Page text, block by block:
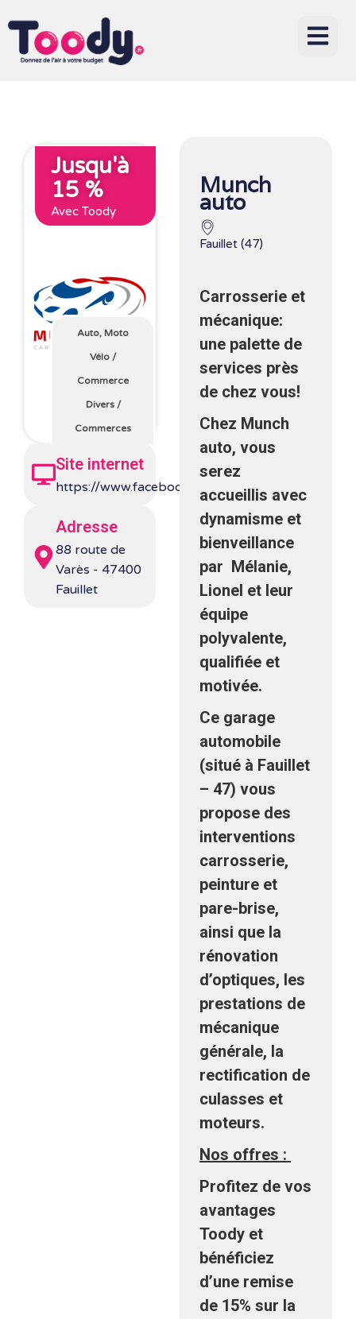
Jusqu'à
15 %
Avec Toody
Auto, Moto
Vélo /
Commerce
Divers/
Commerces
Site internet
https://www.facebook.com/munchauto47/
Adresse
88 route de
Varès - 47400
Fauillet
Munch
auto
Fauillet (47)
Carrosserie et
mécanique:
une palette de
services près
de chez vous!
Chez Munch
auto, vous
serez
accueillis avec
dynamisme et
bienveillance
par Mélanie,
Lionel et leur
équipe
polyvalente,
qualifiée et
motivée.
Ce garage
automobile
(situé à Fauillet
– 47) vous
propose des
interventions
carrosserie,
peinture et
pare-brise,
ainsi que la
rénovation
d’optiques, les
prestations de
mécanique
générale, la
rectification de
culasses et
moteurs.
Nos offres :
Profitez de vos
avantages
Toody et
bénéficiez
d’une remise
de 15% sur la